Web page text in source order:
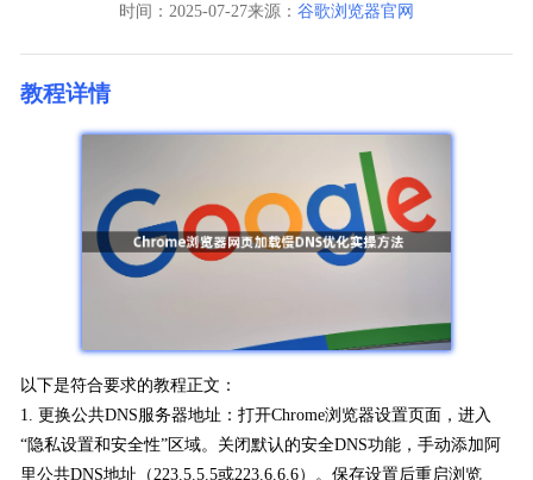
时间： 2025-07-27来源： 谷歌浏览器官网
教程详情
以下是符合要求的教程正文：
1. 更换公共DNS服务器地址：打开Chrome浏览器设置页面，进入
“隐私设置和安全性”区域。关闭默认的安全DNS功能，手动添加阿
里公共DNS地址（223.5.5.5或223.6.6.6）。保存设置后重启浏览